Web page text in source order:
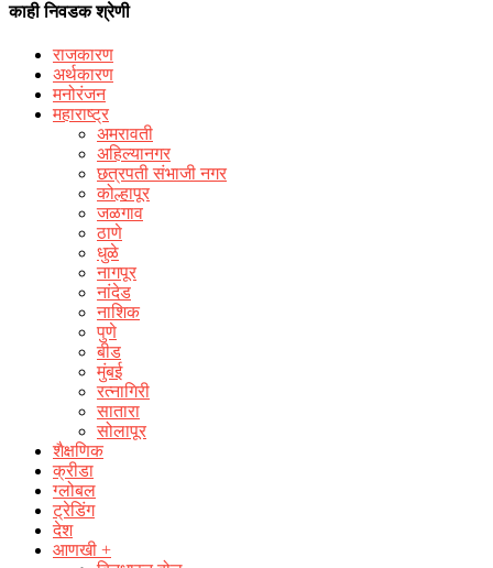
काही निवडक श्रेणी
राजकारण
अर्थकारण
मनोरंजन
महाराष्ट्र
अमरावती
अहिल्यानगर
छत्रपती संभाजी नगर
कोल्हापूर
जळगाव
ठाणे
धुळे
नागपूर
नांदेड
नाशिक
पुणे
बीड
मुंबई
रत्नागिरी
सातारा
सोलापूर
शैक्षणिक
क्रीडा
ग्लोबल
ट्रेडिंग
देश
आणखी +